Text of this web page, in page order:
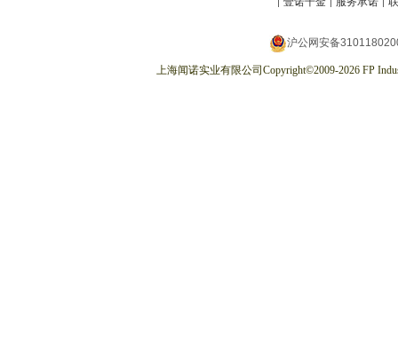
沪公网安备
上海闻诺实业有限公司 Copyright©2009-2026 FP